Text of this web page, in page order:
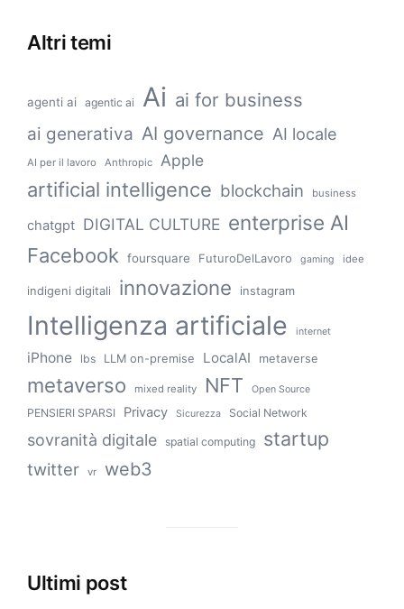
Altri temi
agenti ai agentic ai Ai ai for business
ai generativa AI governance AI locale
AI per il lavoro Anthropic Apple
artificial intelligence blockchain business
chatgpt DIGITAL CULTURE enterprise AI
Facebook foursquare FuturoDelLavoro gaming idee
indigeni digitali innovazione instagram
Intelligenza artificiale internet
iPhone lbs LLM on-premise LocalAI metaverse
metaverso mixed reality NFT Open Source
PENSIERI SPARSI Privacy Sicurezza Social Network
sovranità digitale spatial computing startup
twitter vr web3
Ultimi post